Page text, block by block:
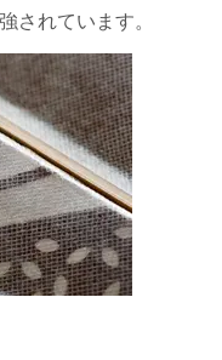
されています。